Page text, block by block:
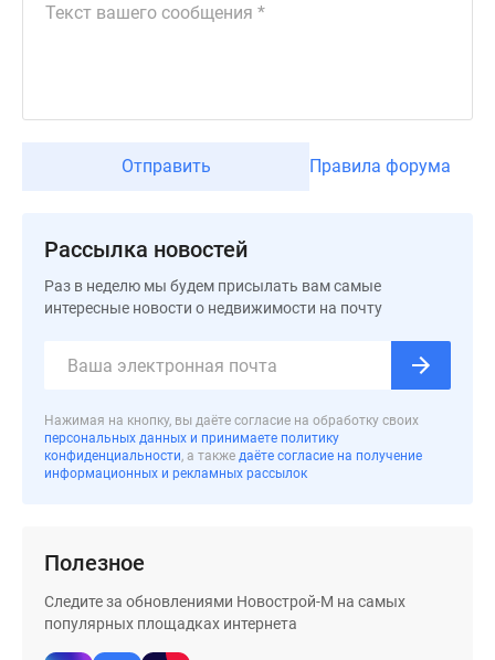
места
#траншевая
Квартиры
скидками
Видео
новостроек
Отправить Правила форума
Рассылка новостей
Раз в неделю мы будем присылать вам самые
интересные новости о недвижимости на почту
Нажимая на кнопку, вы даёте согласие на обработку своих
персональных данных и принимаете политику
конфиденциальности, а также даёте согласие на получение
информационных и рекламных рассылок
Полезное
Следите за обновлениями Новострой-М на самых
популярных площадках интернета